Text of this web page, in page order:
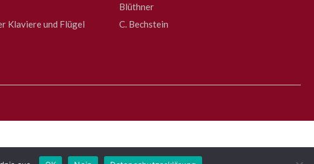
Klaviere und Flügel
Blüthner
C. Bechstein